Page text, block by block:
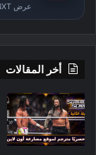
عرض WWE NXT الأخير 4/8/2026 كامل مترجم
أخر المقالات